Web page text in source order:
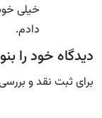
خیلی
دادم.
دیدگاه خود را
برای ثبت نقد و